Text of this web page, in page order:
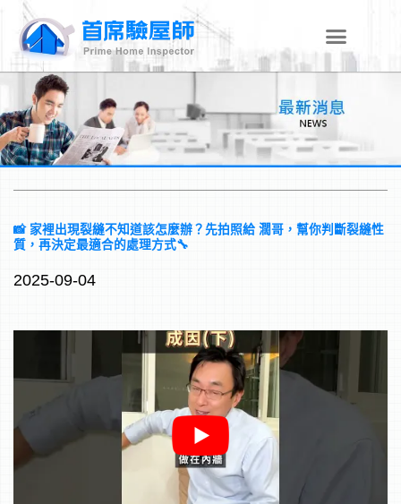
📸 家裡出現裂縫不知道該怎麼辦？先拍照給 濶哥，幫你判斷裂縫性
質，再決定最適合的處理方式🔧
2025-09-04